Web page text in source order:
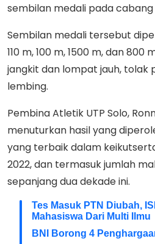
sembilan medali pada
Sembilan medali tersebut
110 m, 100 m, 1500 m, dan 800
jangkit dan lompat jauh, tolak
lembing.
Pembina Atletik UTP Solo,
menuturkan hasil yang
yang terbaik dalam
2022, dan termasuk jumlah
sepanjang dua dekade ini.
Tes Masuk PTN Diubah,
Mahasiswa Dari Multi Ilmu
BNI Borong 4